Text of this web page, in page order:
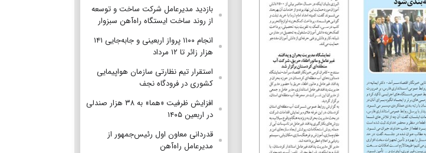
بازدید مدیرعامل شرکت ساخت و توسعه
از روند ساخت ایستگاه راه‌آهن سبزوار
انجام ۱۱۰۰ پرواز اربعینی و جابه‌جایی ۱۴۱
هزار زائر تا ۱۲ مرداد
استقرار تیم‌ نظارتی سازمان هواپیمایی
کشوری در فرودگاه نجف
افزایش ظرفیت «هما» به ۳۸ هزار صندلی
در اربعین ۱۴۰۵
قدردانی معاون اول رئیس‌جمهور از
مدیرعامل راه‌آهن